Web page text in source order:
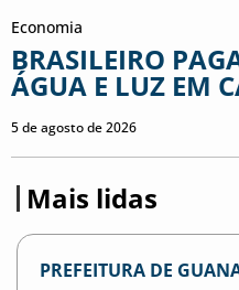
Economia
BRASILEIRO
ÁGUA E LUZ EM
5 de agosto de 2026
Mais lidas
PREFEITURA DE